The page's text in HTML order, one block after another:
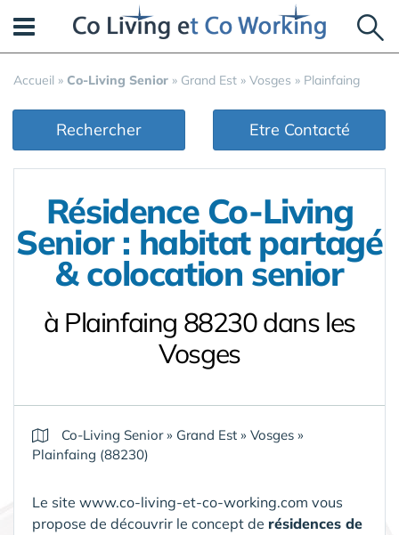
Accueil » Co-Living Senior » Grand Est » Vosges » Plainfaing
Rechercher Etre Contacté
Résidence Co-Living
Senior : habitat partagé
& colocation senior
à Plainfaing 88230 dans les
Vosges
Co-Living Senior» Grand Est » Vosges »
Plainfaing (88230)
Le site www.co-living-et-co-working.com vous
propose de découvrir le concept de résidences de
Panneau de gestion des cookies